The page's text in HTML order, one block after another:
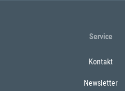
Service
Kontakt
Newsletter